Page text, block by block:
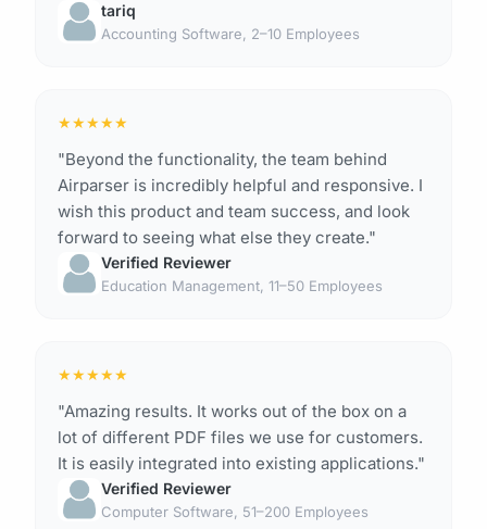
tariq
Accounting Software, 2–10 Employees
★★★★★
"Beyond the functionality, the team behind
Airparser is incredibly helpful and responsive. I
wish this product and team success, and look
forward to seeing what else they create."
Verified Reviewer
Education Management, 11–50 Employees
★★★★★
"Amazing results. It works out of the box on a
lot of different PDF files we use for customers.
It is easily integrated into existing applications."
Verified Reviewer
Computer Software, 51–200 Employees